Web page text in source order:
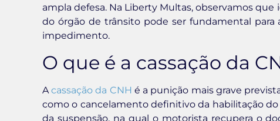
ampla defesa. Na Liberty Multas, observamos
do órgão de trânsito pode ser fundamental para
impedimento.
O que é a cassação da
Acassação da CNH é a punição mais grave
como o cancelamento definitivo da habilitação
da suspensão, na qual o motorista recupera o